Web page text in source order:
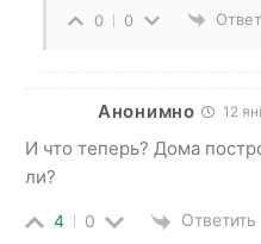
0 0
Анонимно 12
И что теперь? Дома
ли?
4 0 Ответить